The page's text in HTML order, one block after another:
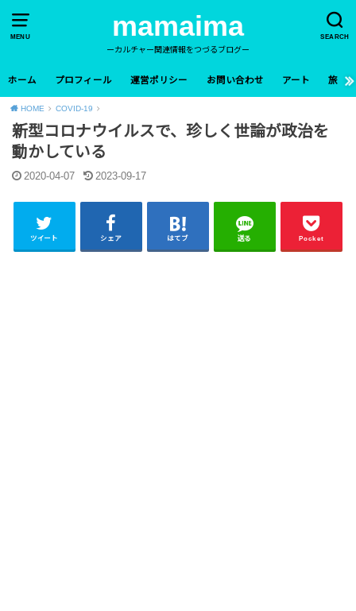
MENU SEARCH
mamaima
ーカルチャー関連情報をつづるブログー
ホーム プロフィール 運営ポリシー お問い合わせ アート 旅
HOME COVID-19
新型コロナウイルスで、珍しく世論が政治を
動かしている
2020-04-07 2023-09-17
ツイート シェア はてブ 送る Pocket